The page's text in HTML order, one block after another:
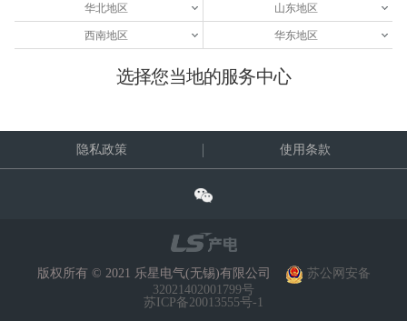
华北地区 山东地区
西南地区 华东地区
选择您当地的服务中心
隐私政策 使用条款
版权所有 © 2021 乐星电气(无锡)有限公司
苏公网安备
32021402001799号
苏ICP备20013555号-1